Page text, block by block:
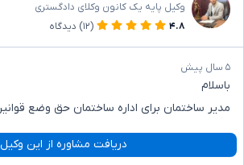
وکیل پایه یک کانون وکلای دادگستری
۴.۸
(۱۲) دیدگاه
۵ سال پیش
باسلام
مدیر ساختمان برای اداره ساختمان حق وضع
دریافت مشاوره از این وکیل